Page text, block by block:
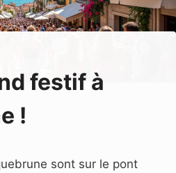
festif à
!
sont sur le pont